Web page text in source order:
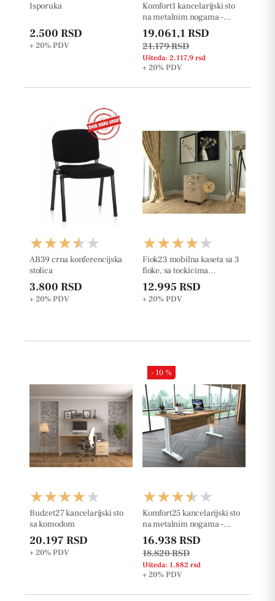
Isporuka
2.500 RSD
+ 20%PDV
Komfort1 kancelarijski sto
na metalnim nogama -
36mm
19.061,1 RSD
21.179 RSD
Ušteda: 2.117,9 rsd
+ 20%PDV
AB39 crna konferencijska
stolica
3.800 RSD
+ 20%PDV
Fiok23 mobilna kaseta sa 3
fioke, sa tockicima
š42xd50xv63cm
12.995 RSD
+ 20%PDV
Budzet27 kancelarijski sto
sa komodom
20.197 RSD
+ 20%PDV
Komfort25 kancelarijski sto
na metalnim nogama -
25mm
- 10 %
16.938 RSD
18.820 RSD
Ušteda: 1.882 rsd
+ 20%PDV